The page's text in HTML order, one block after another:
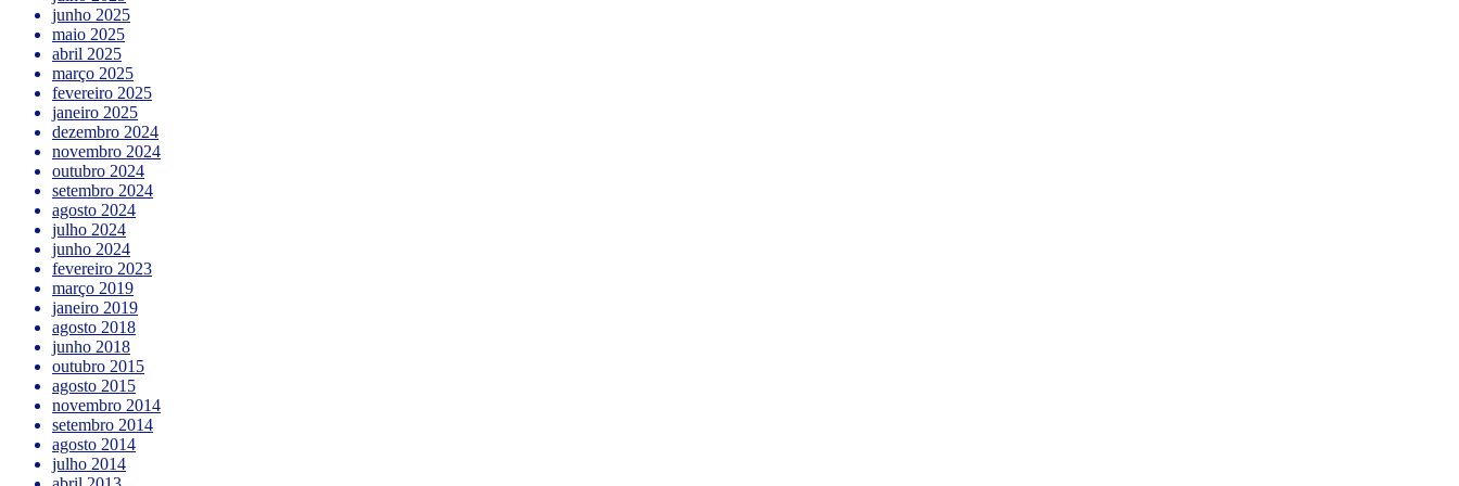
junho 2025
maio 2025
abril 2025
março 2025
fevereiro 2025
janeiro 2025
dezembro 2024
novembro 2024
outubro 2024
setembro 2024
agosto 2024
julho 2024
junho 2024
fevereiro 2023
março 2019
janeiro 2019
agosto 2018
junho 2018
outubro 2015
agosto 2015
novembro 2014
setembro 2014
agosto 2014
julho 2014